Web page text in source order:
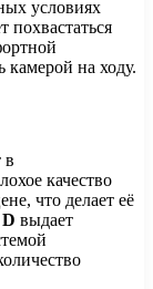
условиях
похвастаться
камерой на ходу.
в
качество
что делает её
выдает